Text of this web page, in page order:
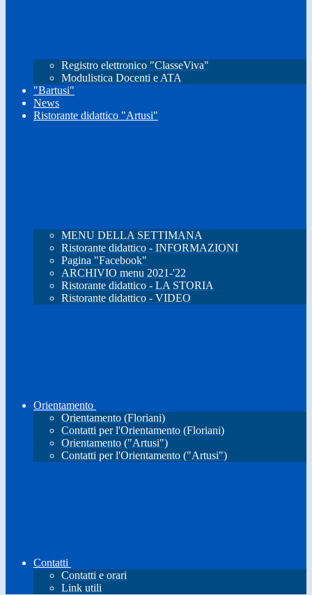
Registro elettronico "ClasseViva"
Modulistica Docenti e ATA
"Bartusi"
News
Ristorante didattico "Artusi"
MENU DELLA SETTIMANA
Ristorante didattico - INFORMAZIONI
Pagina "Facebook"
ARCHIVIO menu 2021-'22
Ristorante didattico - LA STORIA
Ristorante didattico - VIDEO
Orientamento
Orientamento (Floriani)
Contatti per l'Orientamento (Floriani)
Orientamento ("Artusi")
Contatti per l'Orientamento ("Artusi")
Contatti
Contatti e orari
Link utili